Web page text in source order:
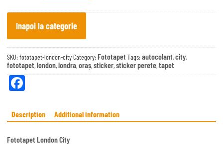
Inapoi la categorie
SKU:fototapet-london-cityCategory:FototapetTags:autocolant,city,
fototapet,london,londra,oraș,sticker,sticker perete,tapet
Fa
bo
Description Additional information
Fototapet London City